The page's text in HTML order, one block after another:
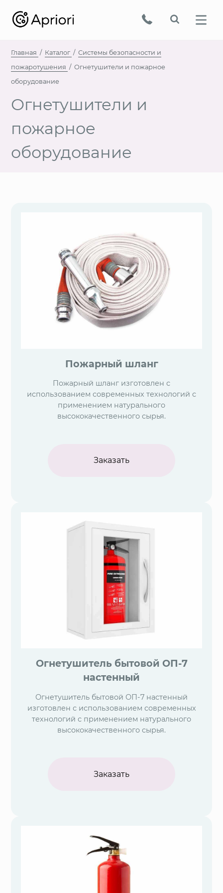
Главная Каталог
Системы безопасности и
пожаротушения
Огнетушители и пожарное
оборудование
Огнетушители и
пожарное
оборудование
Пожарный шланг
Пожарный шланг изготовлен с
использованием современных технологий с
применением натурального
высококачественного сырья.
Заказать
Огнетушитель бытовой ОП-7
настенный
Огнетушитель бытовой ОП-7 настенный
изготовлен с использованием современных
технологий с применением натурального
высококачественного сырья.
Заказать